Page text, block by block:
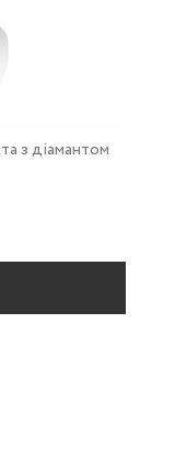
з діамантом